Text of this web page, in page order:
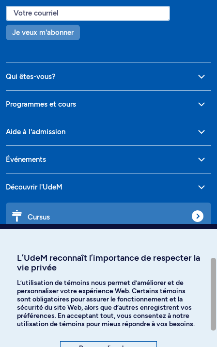
Je veux m'abonner
Qui êtes-vous?
Programmes et cours
Aide à l'admission
Événements
Découvrir l'UdeM
Cursus
Langues
Facebook Instagram
L’UdeM reconnaît l’importance de respecter la
vie privée
L’utilisation de témoins nous permet d’améliorer et de
personnaliser votre expérience Web. Certains témoins
sont obligatoires pour assurer le fonctionnement et la
sécurité du site Web, alors que d’autres enregistrent vos
préférences. En acceptant tout, vous consentez à notre
utilisation de témoins pour mieux répondre à vos besoins.